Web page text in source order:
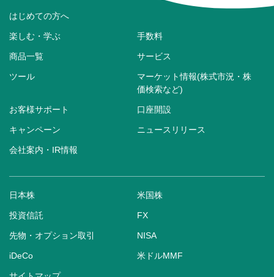
はじめての方へ
楽しむ・学ぶ 手数料
商品一覧 サービス
ツール
マーケット情報(株式市況・株
価検索など)
お客様サポート 口座開設
キャンペーン ニュースリリース
会社案内・IR情報
日本株 米国株
投資信託 FX
先物・オプション取引 NISA
iDeCo 米ドルMMF